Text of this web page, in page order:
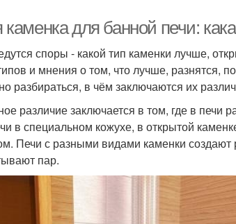
для банной печи:
споры - какой тип каменки лучше,
и мнения о том, что лучше, разнятся,
разбираться, в чём заключаются их
различие заключается в том, где в печи
в специальном кожухе, в открытой
Печи с разными видами каменки
пар.